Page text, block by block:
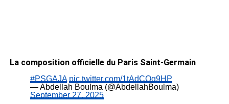
La composition officielle du Paris Saint-Germain
#PSGAJA pic.twitter.com/1tAdCOg9HP
— Abdellah Boulma (@AbdellahBoulma)
September 27, 2025